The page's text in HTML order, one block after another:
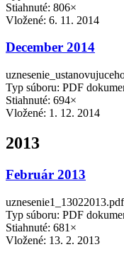
Stiahnuté: 806×
Vložené: 6. 11. 2014
December 2014
Typ súboru: PDF
Stiahnuté: 694×
Vložené: 1. 12. 2014
2013
Február 2013
uznesenie1_13022013.pdf
Typ súboru: PDF
Stiahnuté: 681×
Vložené: 13. 2. 2013